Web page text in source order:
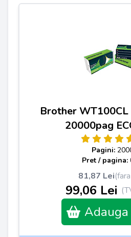
Brother
20000pag
Pagini:
Pret / pagina:
81,87 Lei
99,06 Lei
Adauga